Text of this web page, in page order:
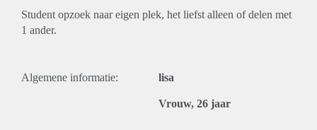
Student opzoek naar eigen plek, het liefst alleen of delen met
1 ander.
Algemene informatie: lisa
Vrouw, 26 jaar